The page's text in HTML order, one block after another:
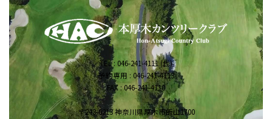
TEL : 046-241-4111 (代)
予約専用 : 046-241-4113
FAX : 046-241-4110
〒243-0213 神奈川県厚木市飯山1700